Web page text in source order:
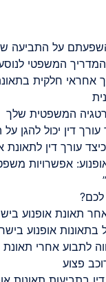
על התביעה
המדריך המשפטי
חלקית
המשפטית שלך
עורך דין יכול להגן
כיצד עורך דין
אפשרויות
לכם?
תאונת אופנוע
בתאונות אופנוע
לתבוע אחרי תאונת
פצוע